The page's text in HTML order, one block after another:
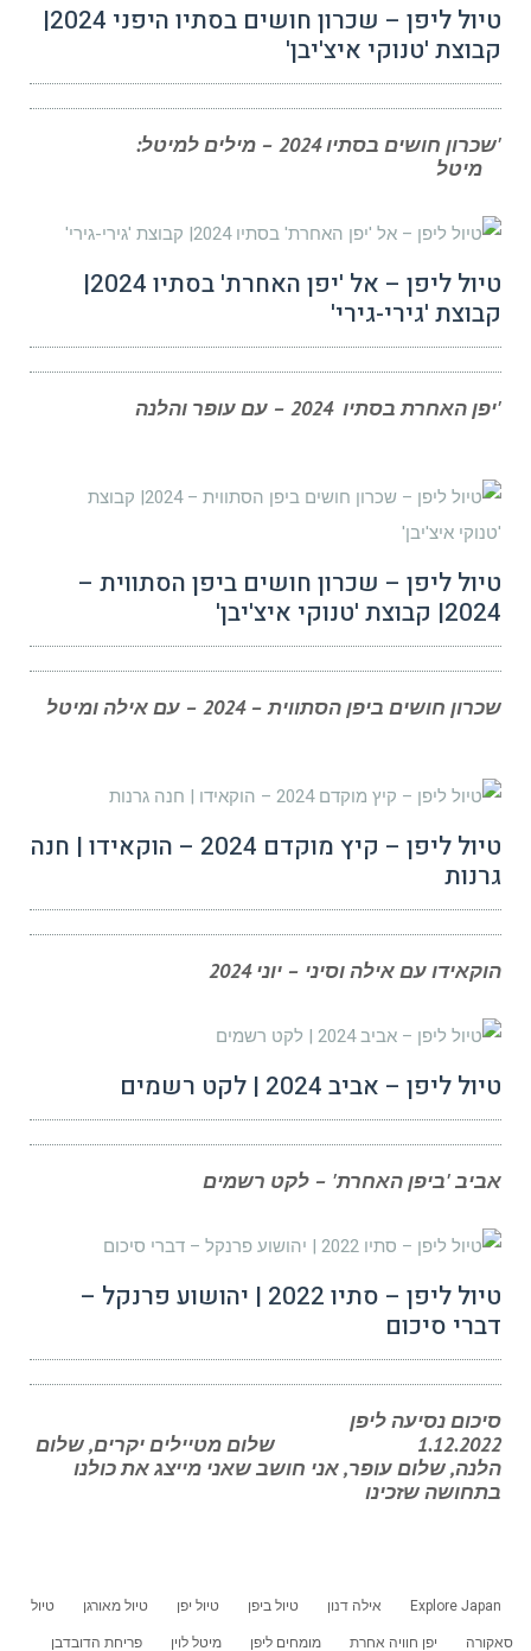
טיול ליפן – שכרון חושים בסתיו היפני 2024|
קבוצת 'טנוקי איצ'יבן'
'שכרון חושים בסתיו 2024 – מילים למיטל:
מיטל
טיול ליפן – אל 'יפן האחרת' בסתיו 2024|
קבוצת 'גירי-גירי'
'יפן האחרת בסתיו 2024 – עם עופר והלנה
טיול ליפן – שכרון חושים ביפן הסתווית –
2024| קבוצת 'טנוקי איצ'יבן'
שכרון חושים ביפן הסתווית – 2024 – עם אילה ומיטל
טיול ליפן – קיץ מוקדם 2024 – הוקאידו | חנה
גרנות
הוקאידו עם אילה וסיני – יוני 2024
טיול ליפן – אביב 2024 | לקט רשמים
אביב 'ביפן האחרת' – לקט רשמים
טיול ליפן – סתיו 2022 | יהושוע פרנקל –
דברי סיכום
סיכום נסיעה ליפן
1.12.2022 שלום מטיילים יקרים, שלום
הלנה, שלום עופר, אני חושב שאני מייצג את כולנו
בתחושה שזכינו
Explore Japan אילה דנון טיול ביפן טיול יפן טיול מאורגן טיול
סאקורה יפן חוויה אחרת מומחים ליפן מיטל לוין פריחת הדובדבן